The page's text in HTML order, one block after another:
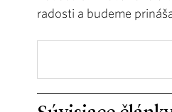
radosti a budeme